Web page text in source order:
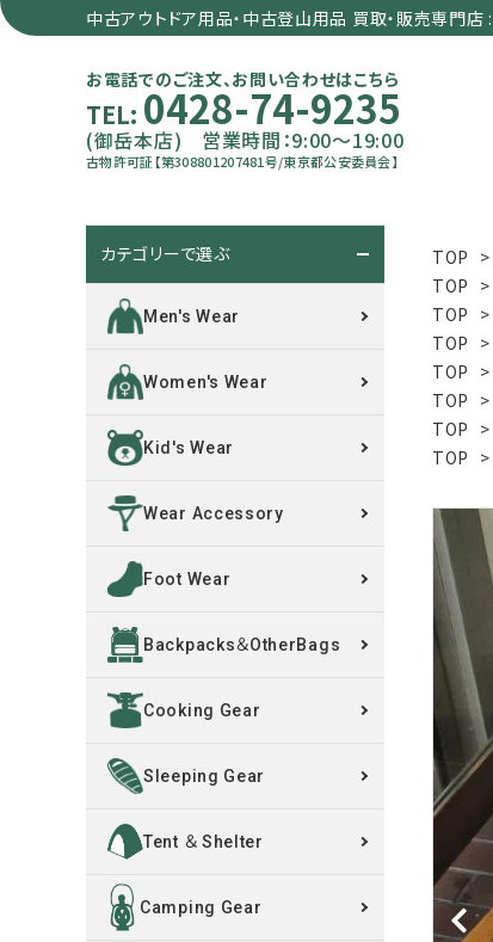
中古アウトドア用品・中古登山用品 買取・販売専門
お電話でのご注文、お問い合わせはこちら
TEL: 0428-74-9235
(御岳本店) 営業時間：9:00～19:00
古物許可証【第308801207481号/東京都公安委員会】
レンタル・修理
INFORMATION
ACCOUNT MENU
ようこそ ゲスト 様
TOP >
TOP >
TOP >
TOP >
TOP >
TOP >
TOP >
TOP >
カテゴリーで選ぶ
Men's Wear
Women's Wear
Kid's Wear
Wear Accessory
Foot Wear
Backpacks＆OtherBags
Cooking Gear
Sleeping Gear
Tent ＆ Shelter
Camping Gear